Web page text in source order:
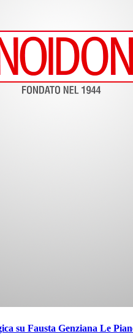
su Fausta Genziana Le